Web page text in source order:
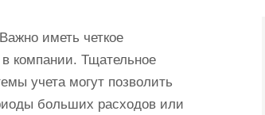
иметь четкое
компании. Тщательное
учета могут позволить
больших расходов или